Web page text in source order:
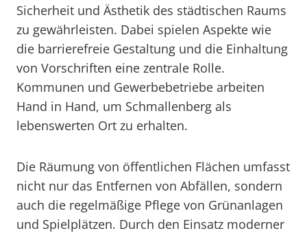
Sicherheit und Ästhetik des städtischen Raums
zu gewährleisten. Dabei spielen Aspekte wie
die barrierefreie Gestaltung und die Einhaltung
von Vorschriften eine zentrale Rolle.
Kommunen und Gewerbebetriebe arbeiten
Hand in Hand, um Schmallenberg als
lebenswerten Ort zu erhalten.
Die Räumung von öffentlichen Flächen umfasst
nicht nur das Entfernen von Abfällen, sondern
auch die regelmäßige Pflege von Grünanlagen
und Spielplätzen. Durch den Einsatz moderner